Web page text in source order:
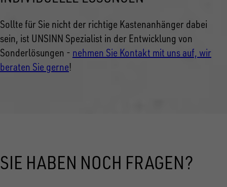
Sollte für Sie nicht der richtige Kastenanhänger dabei
sein, ist UNSINN Spezialist in der Entwicklung von
Sonderlösungen - nehmen Sie Kontakt mit uns auf, wir
beraten Sie gerne!
SIE HABEN NOCH FRAGEN?